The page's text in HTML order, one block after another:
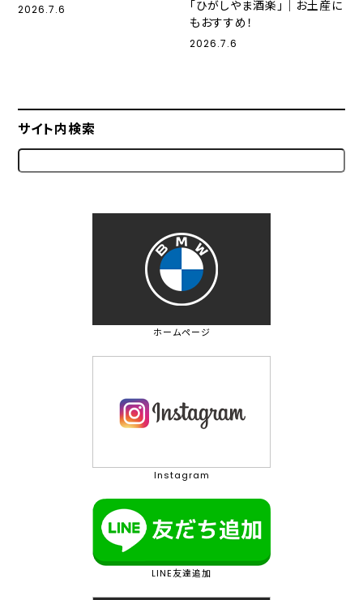
2026.7.6
「ひがしやま酒楽」｜お土産に
もおすすめ！
2026.7.6
サイト内検索
ホームページ
Instagram
LINE友達追加